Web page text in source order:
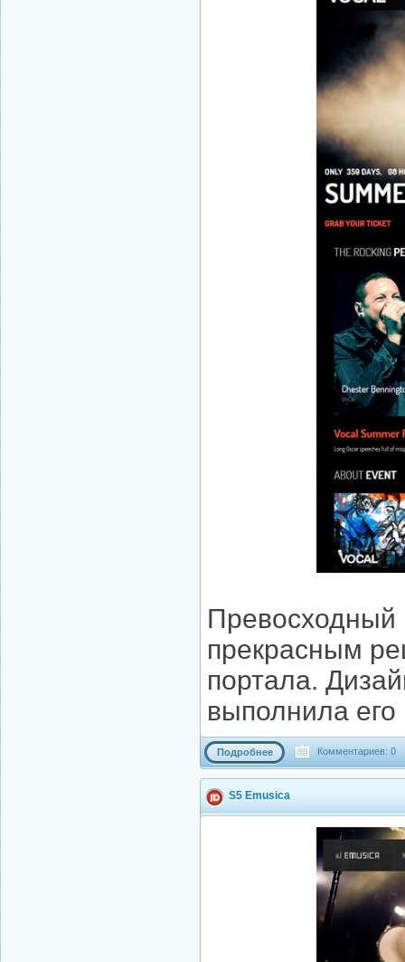
Превосходный
прекрасным
портала.
выполнила
Подробнее Комментариев: 0
S5 Emusica